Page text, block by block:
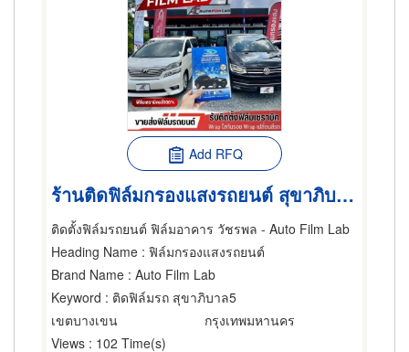
Add RFQ
ร้านติดฟิล์มกรองแสงรถยนต์ สุขาภิบาล 5
ติดตั้งฟิล์มรถยนต์ ฟิล์มอาคาร วัชรพล - Auto Film Lab
Heading Name : ฟิล์มกรองแสงรถยนต์
Brand Name : Auto Film Lab
Keyword : ติดฟิล์มรถ สุขาภิบาล5
เขตบางเขน
กรุงเทพมหานคร
Views : 102 Time(s)